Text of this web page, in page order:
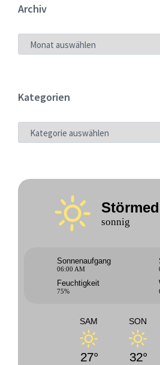
Archiv
ARCHIV
Kategorien
KATEGORIEN
sonnig
Sonnenaufgang
06:00 AM
Feuchtigkeit
75%
SAM
27°
SON
32°